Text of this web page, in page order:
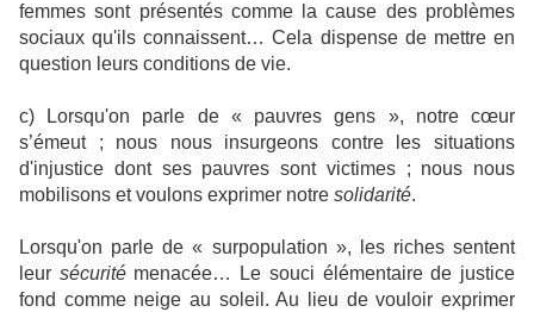
femmes sont présentés comme la cause des problèmes
sociaux qu'ils connaissent… Cela dispense de mettre en
question leurs conditions de vie.
c) Lorsqu'on parle de « pauvres gens », notre cœur
s’émeut ; nous nous insurgeons contre les situations
d'injustice dont ses pauvres sont victimes ; nous nous
mobilisons et voulons exprimer notre solidarité.
Lorsqu'on parle de « surpopulation », les riches sentent
leur sécuritémenacée… Le souci élémentaire de justice
fond comme neige au soleil. Au lieu de vouloir exprimer